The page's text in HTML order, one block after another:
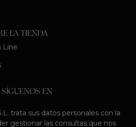
LA TIENDA
Line
SÍGUENOS EN
trata sus datos personales con la
gestionar las consultas que nos